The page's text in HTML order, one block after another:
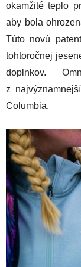
okamžité teplo
aby bola
Túto novú
tohtoročnej
doplnkov.
z
Columbia.